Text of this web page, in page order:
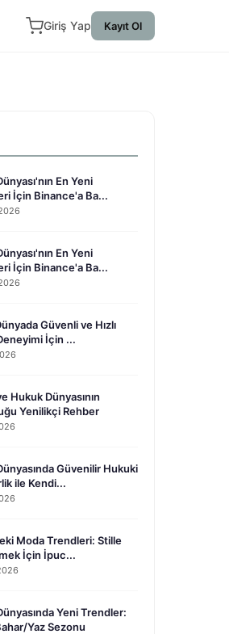
Giriş Yap Kayıt Ol
En Yeni
İçin Binance'a Ba...
En Yeni
İçin Binance'a Ba...
Güvenli ve Hızlı
İçin ...
Hukuk Dünyasının
Yenilikçi Rehber
Güvenilir Hukuki
ile Kendi...
Moda Trendleri: Stille
İçin İpuc...
Yeni Trendler:
Yaz Sezonu